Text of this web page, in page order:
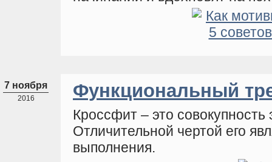
7 ноября
2016 Функциональный
Кроссфит – это
Отличительной чертой его
выполнения.